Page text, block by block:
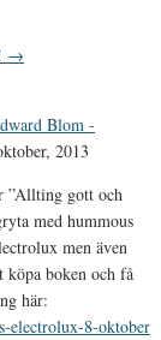
→
Blom -
2013
”Allting gott och
med hummous
men även
köpa boken och få
här:
electrolux-8-oktober